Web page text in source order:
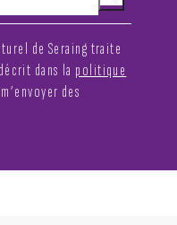
de Seraing traite
dans la politique
des